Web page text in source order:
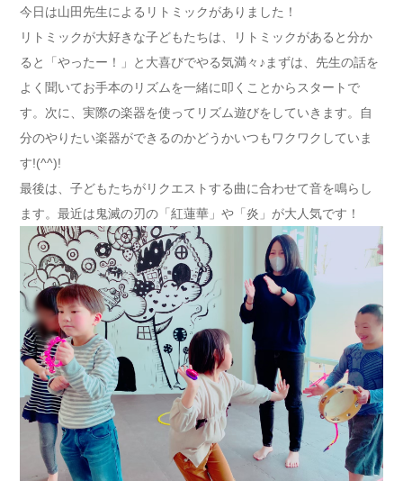
今日は山田先生によるリトミックがありました！
リトミックが大好きな子どもたちは、リトミックがあると分か
ると「やったー！」と大喜びでやる気満々♪まずは、先生の話を
よく聞いてお手本のリズムを一緒に叩くことからスタートで
す。次に、実際の楽器を使ってリズム遊びをしていきます。自
分のやりたい楽器ができるのかどうかいつもワクワクしていま
す!(^^)!
最後は、子どもたちがリクエストする曲に合わせて音を鳴らし
ます。最近は鬼滅の刃の「紅蓮華」や「炎」が大人気です！